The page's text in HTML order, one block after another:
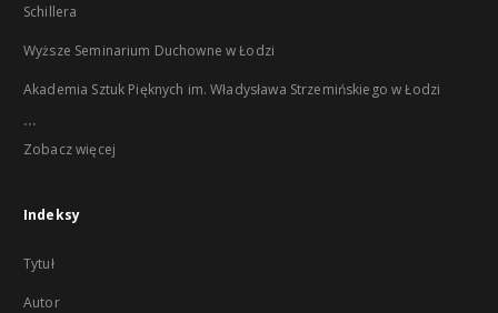
Schillera
Wyższe Seminarium Duchowne w Łodzi
Akademia Sztuk Pięknych im. Władysława Strzemińskiego w Łodzi
...
Zobacz więcej
Indeksy
Tytuł
Autor